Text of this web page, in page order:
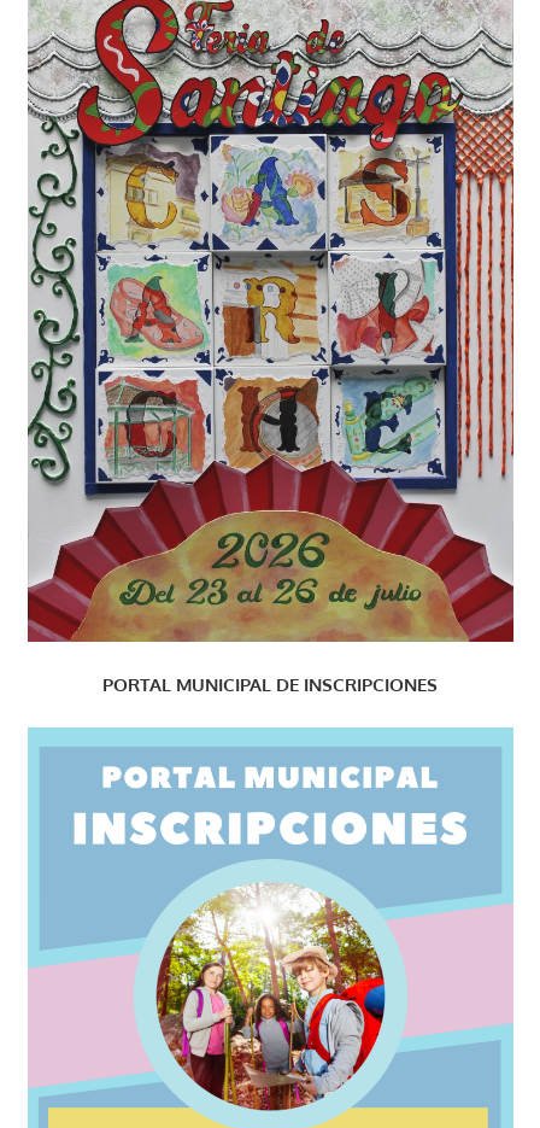
PORTAL MUNICIPAL DE INSCRIPCIONES